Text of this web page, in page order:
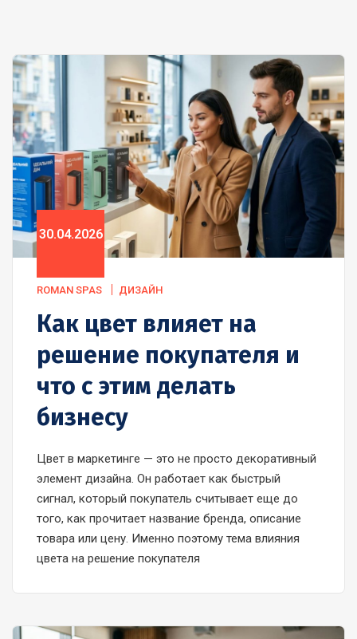
30.04.2026
ROMAN SPAS ДИЗАЙН
Как цвет влияет на
решение покупателя и
что с этим делать
бизнесу
Цвет в маркетинге — это не просто декоративный
элемент дизайна. Он работает как быстрый
сигнал, который покупатель считывает еще до
того, как прочитает название бренда, описание
товара или цену. Именно поэтому тема влияния
цвета на решение покупателя